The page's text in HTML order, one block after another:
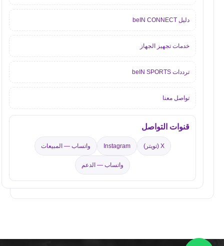
دليل beIN CONNECT
خدمات تجهيز الجهاز
ترددات beIN SPORTS
تواصل معنا
قنوات التواصل
X (تويتر) Instagram واتساب — المبيعات
واتساب — الدعم